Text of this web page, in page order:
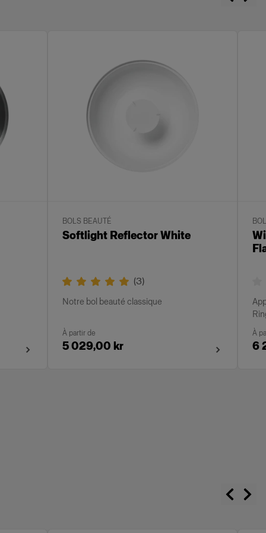
BOLS BEAUTÉ
Softlight Reflector White
(3)
Notre bol beauté classique
À partir de
5 029,00 kr
À
6